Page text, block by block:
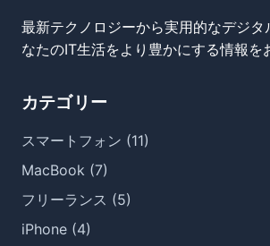
最新テクノロジーから実用的なデジタ
なたのIT生活をより豊かにする情報を
カテゴリー
スマートフォン (11)
MacBook (7)
フリーランス (5)
iPhone (4)